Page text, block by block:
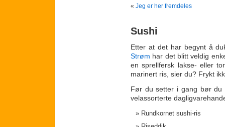
« Jeg er her fremdeles
Sushi
Etter at det har begynt å
Strøm har det blitt veldig
en sprellfersk lakse- eller
marinert ris, sier du? Frykt
Før du setter i gang bør du
velassorterte
Rundkornet sushi-ris